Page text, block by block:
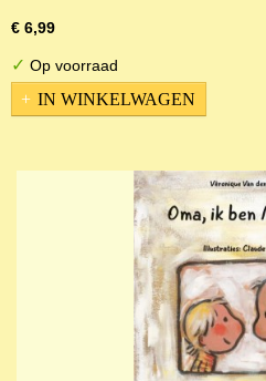
€ 6,99
✓ Op voorraad
IN WINKELWAGEN